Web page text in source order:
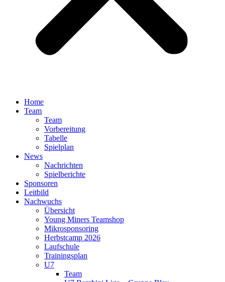
Home
Team
Team
Vorbereitung
Tabelle
Spielplan
News
Nachrichten
Spielberichte
Sponsoren
Leitbild
Nachwuchs
Übersicht
Young Miners Teamshop
Mikrosponsoring
Herbstcamp 2026
Laufschule
Trainingsplan
U7
Team